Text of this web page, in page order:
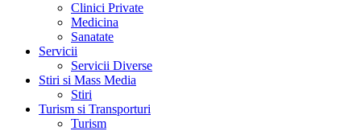
Clinici Private
Medicina
Sanatate
Servicii
Servicii Diverse
Stiri si Mass Media
Stiri
Turism si Transporturi
Turism